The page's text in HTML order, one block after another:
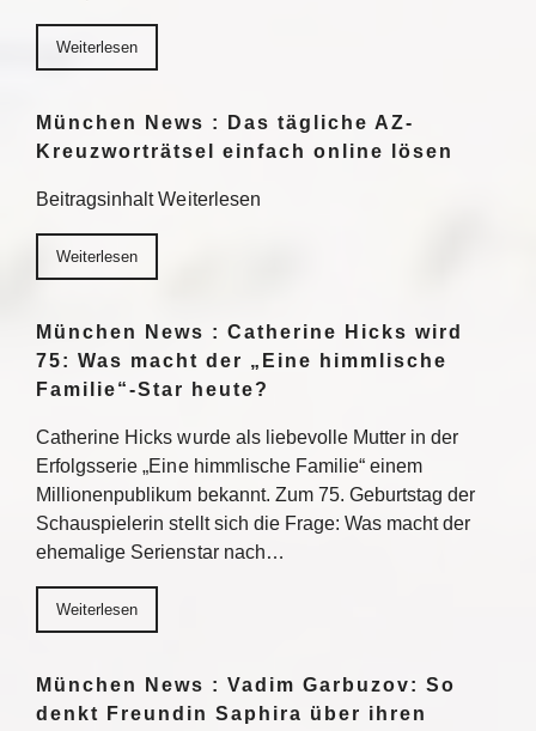
Weiterlesen
München News : Das tägliche AZ-
Kreuzworträtsel einfach online lösen
Beitragsinhalt Weiterlesen
Weiterlesen
München News : Catherine Hicks wird
75: Was macht der „Eine himmlische
Familie“-Star heute?
Catherine Hicks wurde als liebevolle Mutter in der
Erfolgsserie „Eine himmlische Familie“ einem
Millionenpublikum bekannt. Zum 75. Geburtstag der
Schauspielerin stellt sich die Frage: Was macht der
ehemalige Serienstar nach…
Weiterlesen
München News : Vadim Garbuzov: So
denkt Freundin Saphira über ihren